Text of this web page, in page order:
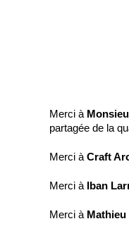
Merci à
partagée de la
Merci à Craft
Merci à Iban
Merci à